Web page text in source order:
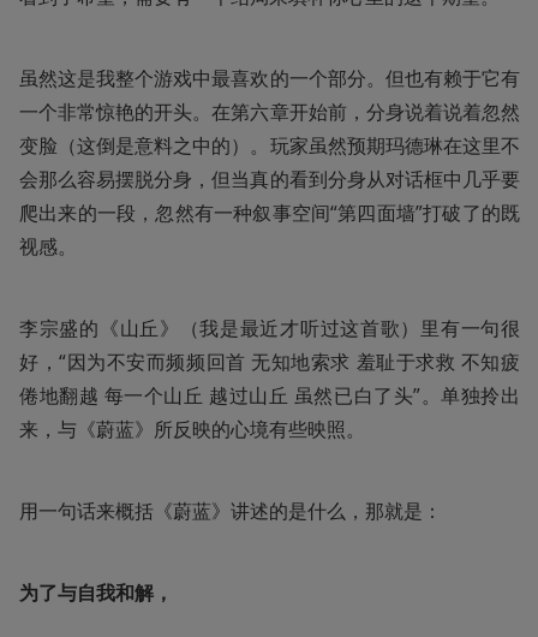
虽然这是我整个游戏中最喜欢的一个部分。但也有赖于它有
一个非常惊艳的开头。在第六章开始前，分身说着说着忽然
变脸（这倒是意料之中的）。玩家虽然预期玛德琳在这里不
会那么容易摆脱分身，但当真的看到分身从对话框中几乎要
爬出来的一段，忽然有一种叙事空间“第四面墙”打破了的既
视感。
李宗盛的《山丘》（我是最近才听过这首歌）里有一句很
好，“因为不安而频频回首 无知地索求 羞耻于求救 不知疲
倦地翻越 每一个山丘 越过山丘 虽然已白了头”。单独拎出
来，与《蔚蓝》所反映的心境有些映照。
用一句话来概括《蔚蓝》讲述的是什么，那就是：
为了与自我和解，